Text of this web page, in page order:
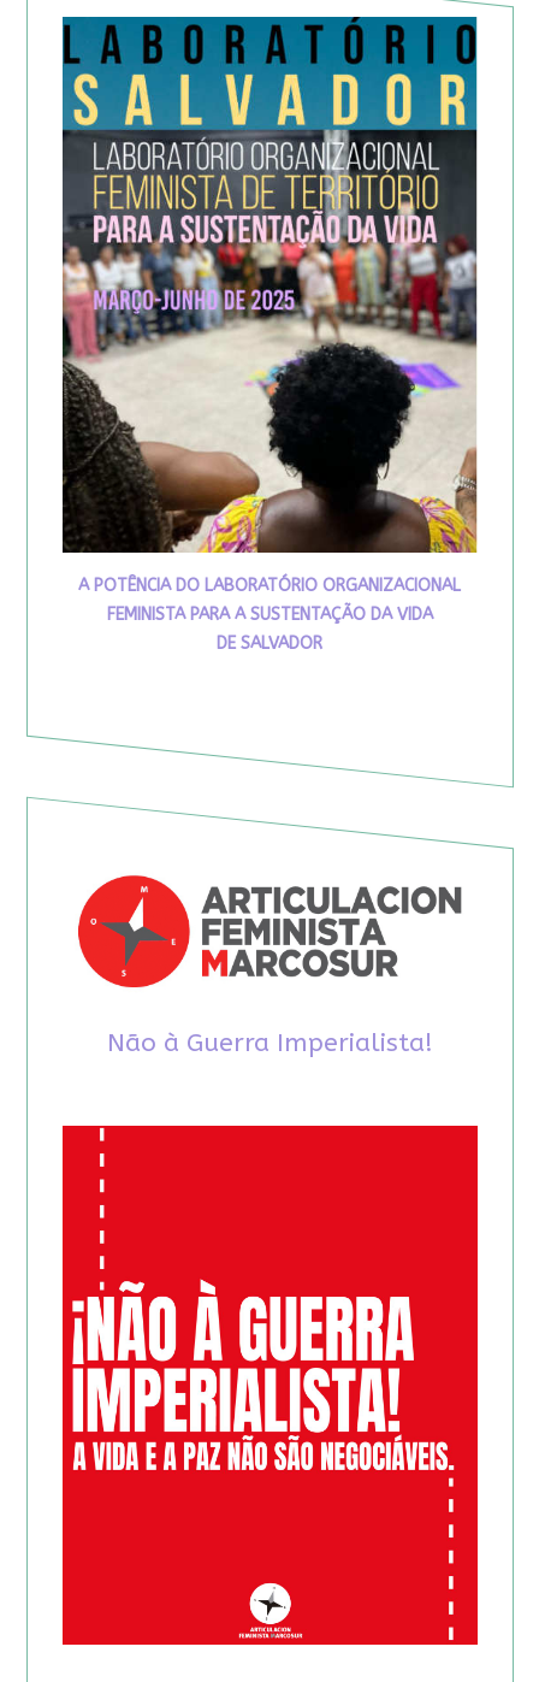
A POTÊNCIA DO LABORATÓRIO ORGANIZACIONAL
FEMINISTA PARA A SUSTENTAÇÃO DA VIDA
DE SALVADOR
Não à Guerra Imperialista!